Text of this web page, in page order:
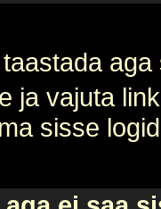
aga
ja vajuta
sisse